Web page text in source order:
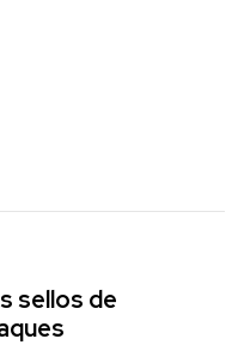
sellos de